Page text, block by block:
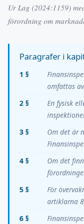
Ur Lag (2024:1159)
förordning om
Paragrafer i
1 §
omfattas
2 §
En fysisk
3 §
Om det är
4 §
Om det
5 §
För
artiklarna
6 §